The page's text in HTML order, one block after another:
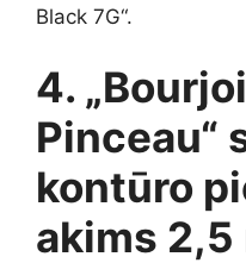
Black 7G“.
4.
Pinceau“
kontūro
akims 2,5